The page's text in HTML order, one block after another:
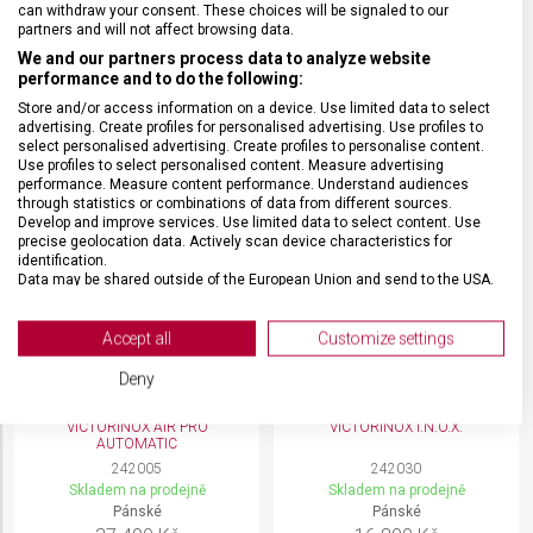
242028
Skladem na prodejně
Pánské
12 390 Kč
242006
Pánské
VICTORINOX AIR PRO
AUTOMATIC
242005
Skladem na prodejně
Pánské
VICTORINOX I.N.O.X.
242030
Skladem na prodejně
Pánské
can withdraw your consent. These choices will be signaled to our
partners and will not affect browsing data.
We and our partners process data to analyze website
performance and to do the following:
Store and/or access information on a device. Use limited data to select
advertising. Create profiles for personalised advertising. Use profiles to
select personalised advertising. Create profiles to personalise content.
Use profiles to select personalised content. Measure advertising
performance. Measure content performance. Understand audiences
through statistics or combinations of data from different sources.
Develop and improve services. Use limited data to select content. Use
precise geolocation data. Actively scan device characteristics for
identification.
Data may be shared outside of the European Union and send to the USA.
View Partner List (2 IAB Vendors)
We use your data for the following purposes:
Store and/or access information on a device
Use limited data to select advertising
Accept all Customize settings
Deny